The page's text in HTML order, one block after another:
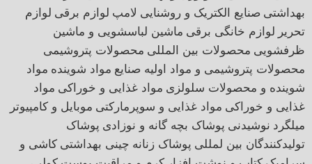
بهداشتی صنایع الکتریک و روشنایی لامپ لوازم برقی لوازم
تحریر لوازم خانگی برقی ماشین لباسشویی و ماشین
ظرفشویی محصولات بین المللی محصولات پتروشیمی
محصولات پتروشیمی و مواد اولیه صنایع مواد شوینده مواد
شوینده و محصولات سلولزی مواد غذایی و خوراکی مواد
غذایی و خوراکی مواد غذایی و سوپرمارکتی موبایل و کامپیوتر
میلگرد نوشیدنی پوشاک بچه گانه و نوزادی پوشاک
تولیدکنندگان بین لمللی پوشاک زنانه چینی بهداشتی کاشی و